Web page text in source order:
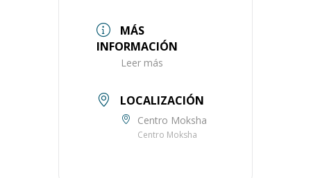
MÁS
INFORMACIÓN
Leer más
LOCALIZACIÓN
Centro Moksha
Centro Moksha